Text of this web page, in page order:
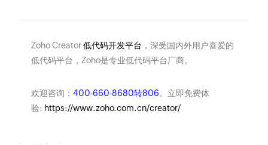
Zoho Creator低代码开发平台 ，深受国内外用户喜爱的
低代码平台，Zoho是专业低代码平台厂商。
欢迎咨询： 400-660-8680转806。立即免费体
验: https://www.zoho.com.cn/creator/